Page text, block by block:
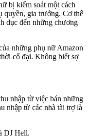
bị kiểm soát một cách
quyền, gia trưởng. Cơ thể
dục đến những chương
những phụ nữ Amazon
cổ đại. Không biết sợ
nhập từ việc bán những
nhập từ các nhà tài trợ là
DJ Hell.